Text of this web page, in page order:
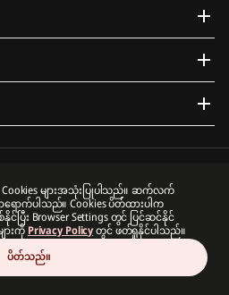
Prudential plc is affiliated in any manner with
place of business is in the United States of
a subsidiary of M&G plc, a company incorporated
Limited. All rights reserved.
များအသုံးပြုပါသည်။ ဆက်လက်
ောက်ပါသည်။ Cookies ပိတ်ထားပါက
ြီး Browser Settings တွင် ပြင်ဆင်နိုင်
ားကိုPrivacy Policyတွင် ဖတ်ရှုနိုင်ပါသည်။
ပိတ်သည်။